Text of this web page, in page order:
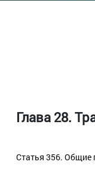
Глава 28.
Статья 356. Общие